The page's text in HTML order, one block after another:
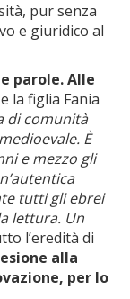
pur senza
e giuridico al
parole. Alle
la figlia Fania
di comunità
È
e mezzo gli
tutti gli ebrei
lettura. Un
l’eredità di
alla
per lo